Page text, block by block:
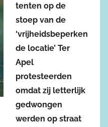
tenten op de
stoep van de
‘vrijheidsbeperken
de locatie’ Ter
Apel
protesteerden
omdat zij letterlijk
gedwongen
werden op straat